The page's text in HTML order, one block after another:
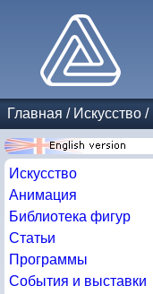
Главная / Искусство /
Искусство
Анимация
Библиотека фигур
Статьи
Программы
События и выставки